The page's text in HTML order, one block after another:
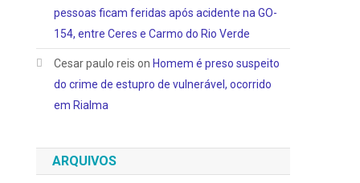
pessoas ficam feridas após acidente na GO-
154, entre Ceres e Carmo do Rio Verde
Cesar paulo reis on Homem é preso suspeito
do crime de estupro de vulnerável, ocorrido
em Rialma
ARQUIVOS